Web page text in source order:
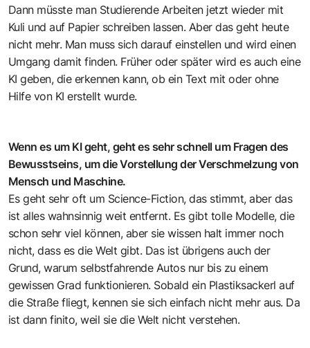
Dann müsste man Studierende Arbeiten jetzt wieder mit
Kuli und auf Papier schreiben lassen. Aber das geht heute
nicht mehr. Man muss sich darauf einstellen und wird einen
Umgang damit finden. Früher oder später wird es auch eine
KI geben, die erkennen kann, ob ein Text mit oder ohne
Hilfe von KI erstellt wurde.
Wenn es um KI geht, geht es sehr schnell um Fragen des
Bewusstseins, um die Vorstellung der Verschmelzung von
Mensch und Maschine.
Es geht sehr oft um Science-Fiction, das stimmt, aber das
ist alles wahnsinnig weit entfernt. Es gibt tolle Modelle, die
schon sehr viel können, aber sie wissen halt immer noch
nicht, dass es die Welt gibt. Das ist übrigens auch der
Grund, warum selbstfahrende Autos nur bis zu einem
gewissen Grad funktionieren. Sobald ein Plastiksackerl auf
die Straße fliegt, kennen sie sich einfach nicht mehr aus. Da
ist dann finito, weil sie die Welt nicht verstehen.